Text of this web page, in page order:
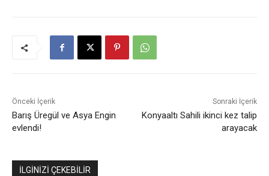
Önceki İçerik
Barış Üregül ve Asya Engin
evlendi!
Sonraki İçerik
Konyaaltı Sahili ikinci kez talip
arayacak
İLGİNİZİ ÇEKEBİLİR